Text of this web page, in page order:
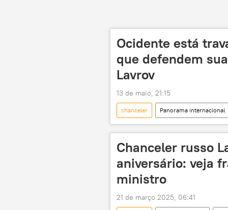
Ocidente está
que defendem
Lavrov
13 de maio, 21:15
chanceler Panorama internacional
Vladimir Zelensky
Ocidente
Chanceler russo
aniversário: veja
ministro
21 de março 2025, 06:41